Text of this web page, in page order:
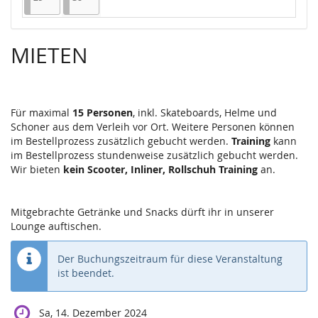
MIETEN
Für maximal 15 Personen, inkl. Skateboards, Helme und
Schoner aus dem Verleih vor Ort. Weitere Personen können
im Bestellprozess zusätzlich gebucht werden. Training kann
im Bestellprozess stundenweise zusätzlich gebucht werden.
Wir bieten kein Scooter, Inliner, Rollschuh Training an.
Mitgebrachte Getränke und Snacks dürft ihr in unserer
Lounge auftischen.
Der Buchungszeitraum für diese Veranstaltung
ist beendet.
Sa, 14. Dezember 2024